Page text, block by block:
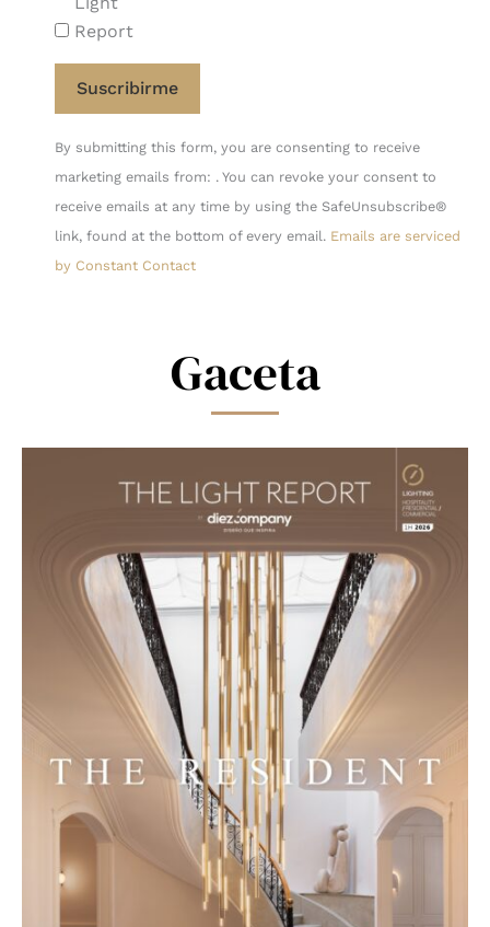
Report
Constant
Contact
Use.
Please
leave
By submitting this form, you are consenting to receive
marketing emails from: . You can revoke your consent to
receive emails at any time by using the SafeUnsubscribe®
link, found at the bottom of every email. Emails are serviced
by Constant Contact
Gaceta